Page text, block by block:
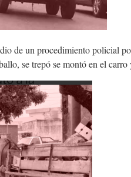
de un procedimiento policial
se trepó se montó en el